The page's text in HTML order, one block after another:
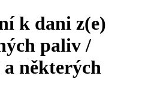
k dani z(e)
paliv /
některých